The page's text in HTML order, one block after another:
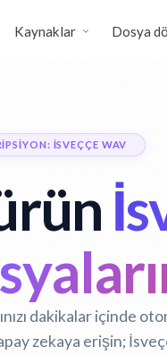
Kaynaklar Dosya
İSVEÇÇE WAV
dakikalar içinde
zekaya erişin;